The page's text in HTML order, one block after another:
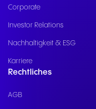
Corporate
Investor Relations
Nachhaltigkeit & ESG
Karriere
Rechtliches
AGB